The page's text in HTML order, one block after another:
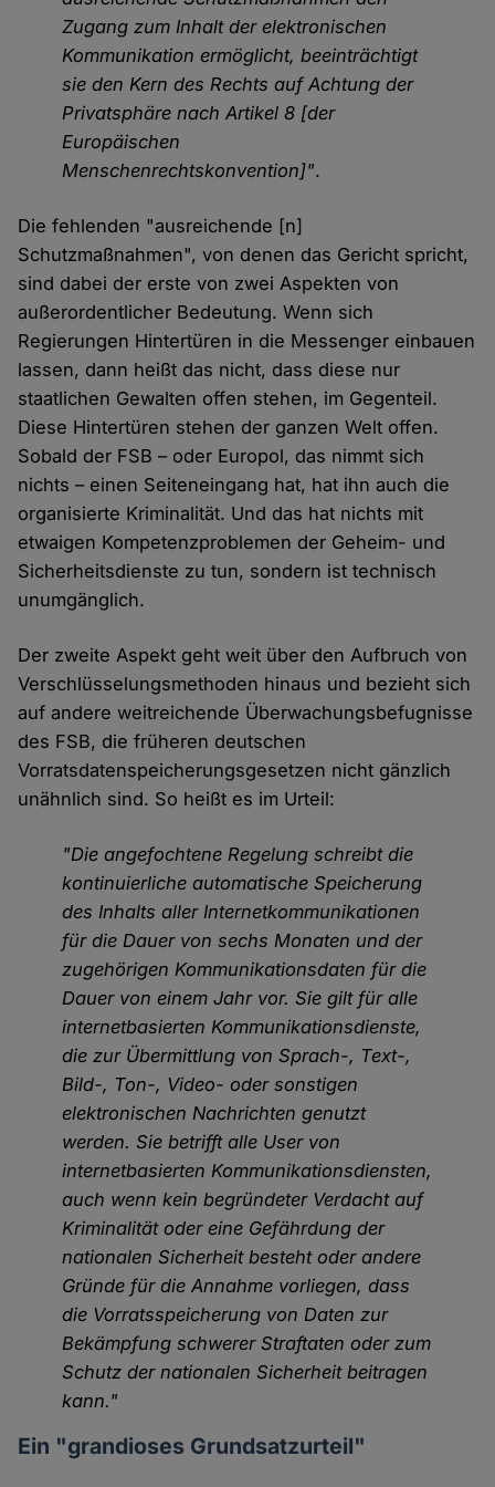
Zugang zum Inhalt der elektronischen
Kommunikation ermöglicht, beeinträchtigt
sie den Kern des Rechts auf Achtung der
Privatsphäre nach Artikel 8 [der
Europäischen
Menschenrechtskonvention]".
Die fehlenden "ausreichende [n]
Schutzmaßnahmen", von denen das Gericht spricht,
sind dabei der erste von zwei Aspekten von
außerordentlicher Bedeutung. Wenn sich
Regierungen Hintertüren in die Messenger einbauen
lassen, dann heißt das nicht, dass diese nur
staatlichen Gewalten offen stehen, im Gegenteil.
Diese Hintertüren stehen der ganzen Welt offen.
Sobald der FSB – oder Europol, das nimmt sich
nichts – einen Seiteneingang hat, hat ihn auch die
organisierte Kriminalität. Und das hat nichts mit
etwaigen Kompetenzproblemen der Geheim- und
Sicherheitsdienste zu tun, sondern ist technisch
unumgänglich.
Der zweite Aspekt geht weit über den Aufbruch von
Verschlüsselungsmethoden hinaus und bezieht sich
auf andere weitreichende Überwachungsbefugnisse
des FSB, die früheren deutschen
Vorratsdatenspeicherungsgesetzen nicht gänzlich
unähnlich sind. So heißt es im Urteil:
"Die angefochtene Regelung schreibt die
kontinuierliche automatische Speicherung
des Inhalts aller Internetkommunikationen
für die Dauer von sechs Monaten und der
zugehörigen Kommunikationsdaten für die
Dauer von einem Jahr vor. Sie gilt für alle
internetbasierten Kommunikationsdienste,
die zur Übermittlung von Sprach-, Text-,
Bild-, Ton-, Video- oder sonstigen
elektronischen Nachrichten genutzt
werden. Sie betrifft alle User von
internetbasierten Kommunikationsdiensten,
auch wenn kein begründeter Verdacht auf
Kriminalität oder eine Gefährdung der
nationalen Sicherheit besteht oder andere
Gründe für die Annahme vorliegen, dass
die Vorratsspeicherung von Daten zur
Bekämpfung schwerer Straftaten oder zum
Schutz der nationalen Sicherheit beitragen
kann."
Ein "grandioses Grundsatzurteil"